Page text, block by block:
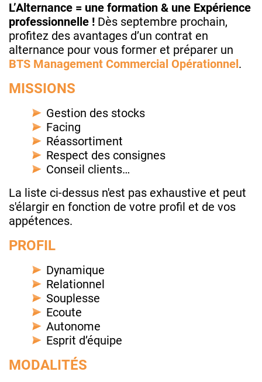
L’Alternance = une formation & une Expérience
professionnelle ! Dès septembre prochain,
profitez des avantages d’un contrat en
alternance pour vous former et préparer un
BTS Management Commercial Opérationnel .
MISSIONS
Gestion des stocks
Facing
Réassortiment
Respect des consignes
Conseil clients…
La liste ci-dessus n'est pas exhaustive et peut
s'élargir en fonction de votre profil et de vos
appétences.
PROFIL
Dynamique
Relationnel
Souplesse
Ecoute
Autonome
Esprit d’équipe
MODALITÉS